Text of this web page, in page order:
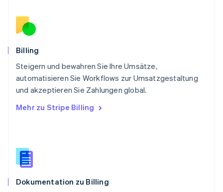
Billing
Steigern und bewahren Sie Ihre Umsätze,
automatisieren Sie Workflows zur Umsatzgestaltung
und akzeptieren Sie Zahlungen global.
Mehr zu Stripe Billing
Dokumentation zu Billing
Schweden
Svenska
Schweiz
Deutsch
Singapur
English简体中文
Slowakei
English
Slowenien
English
Spanien
Thailand